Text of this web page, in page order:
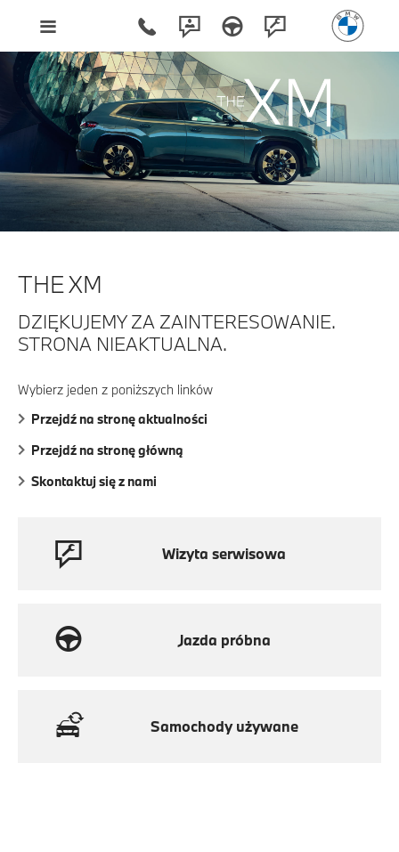
THE XM
DZIĘKUJEMY ZA ZAINTERESOWANIE.
STRONA NIEAKTUALNA.
Wybierz jeden z poniższych linków
Przejdź na stronę aktualności
Przejdź na stronę główną
Skontaktuj się z nami
Wizyta serwisowa
Jazda próbna
Samochody używane